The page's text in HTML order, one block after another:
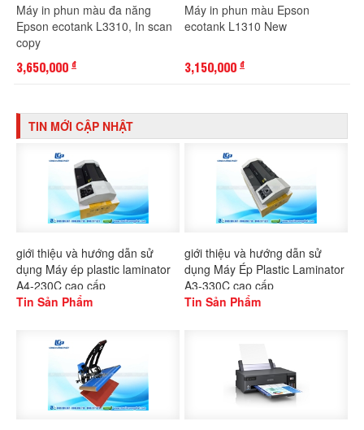
Máy in phun màu đa năng
Epson ecotank L3310, In scan
copy
3,650,000 đ
Máy in phun màu Epson
ecotank L1310 New
3,150,000 đ
TIN MỚI CẬP NHẬT
giới thiệu và hướng dẫn sử
dụng Máy ép plastic laminator
A4-230C cao cấp
Tin Sản Phẩm
giới thiệu và hướng dẫn sử
dụng Máy Ép Plastic Laminator
A3-330C cao cấp
Tin Sản Phẩm